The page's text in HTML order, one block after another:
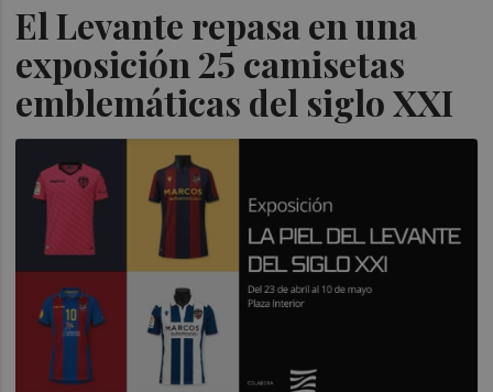
El Levante repasa en una
exposición 25 camisetas
emblemáticas del siglo XXI